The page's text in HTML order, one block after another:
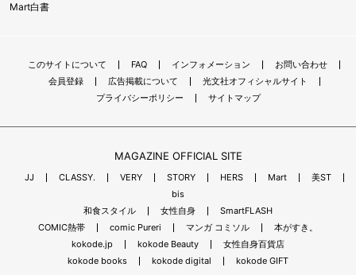
Mart白書
このサイトについて FAQ インフォメーション
お問い合わせ
会員登録
広告掲載について
光文社オフィシャルサイト
プライバシーポリシー
サイトマップ
MAGAZINE OFFICIAL SITE
JJ CLASSY. VERY STORY HERS Mart
美ST
bis
和食スタイル
女性自身
SmartFLASH
COMIC熱帯
comic Pureri マンガ コミソル
本がすき。
kokode.jp
kokode Beauty
女性自身百貨店
kokode books
kokode digital kokode GIFT